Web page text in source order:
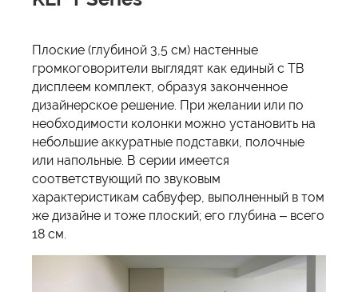
Плоские (глубиной 3,5 см) настенные
громкоговорители выглядят как единый с ТВ
дисплеем комплект, образуя законченное
дизайнерское решение. При желании или по
необходимости колонки можно установить на
небольшие аккуратные подставки, полочные
или напольные. В серии имеется
соответствующий по звуковым
характеристикам сабвуфер, выполненный в том
же дизайне и тоже плоский; его глубина – всего
18 см.